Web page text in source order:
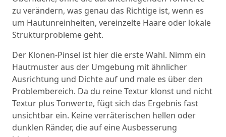
zu verändern, was genau das Richtige ist, wenn es
um Hautunreinheiten, vereinzelte Haare oder lokale
Strukturprobleme geht.
Der Klonen-Pinsel ist hier die erste Wahl. Nimm ein
Hautmuster aus der Umgebung mit ähnlicher
Ausrichtung und Dichte auf und male es über den
Problembereich. Da du reine Textur klonst und nicht
Textur plus Tonwerte, fügt sich das Ergebnis fast
unsichtbar ein. Keine verräterischen hellen oder
dunklen Ränder, die auf eine Ausbesserung